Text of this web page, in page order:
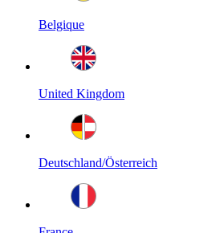
Belgique
United Kingdom
Deutschland/Österreich